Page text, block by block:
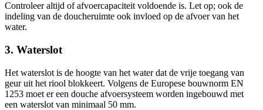
Controleer altijd of afvoercapaciteit voldoende is. Let op; ook de
indeling van de doucheruimte ook invloed op de afvoer van het
water.
3. Waterslot
Het waterslot is de hoogte van het water dat de vrije toegang van
geur uit het riool blokkeert. Volgens de Europese bouwnorm EN
1253 moet er een douche afvoersysteem worden ingebouwd met
een waterslot van minimaal 50 mm.